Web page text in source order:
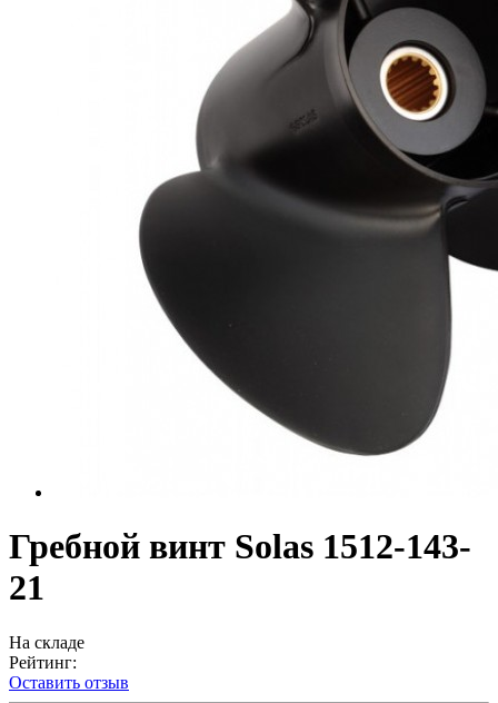
Гребной винт Solas 1512-143-
21
На складе
Рейтинг:
Оставить отзыв